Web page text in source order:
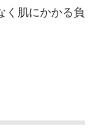
く肌にかかる負